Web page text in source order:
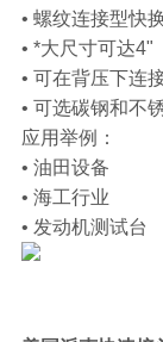
• 螺纹连接型快
• *大尺寸可达4"
• 可在背压下连
• 可选碳钢和不
应用举例：
• 油田设备
• 海工行业
• 发动机测试台